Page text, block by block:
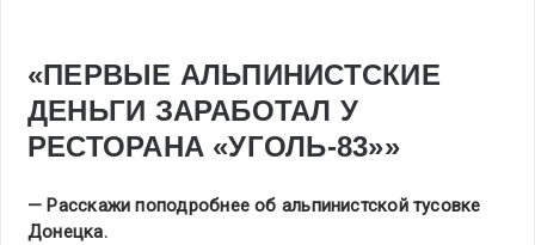
«ПЕРВЫЕ АЛЬПИНИСТСКИЕ
ДЕНЬГИ ЗАРАБОТАЛ У
РЕСТОРАНА «УГОЛЬ-83»»
— Расскажи поподробнее об альпинистской тусовке
Донецка.